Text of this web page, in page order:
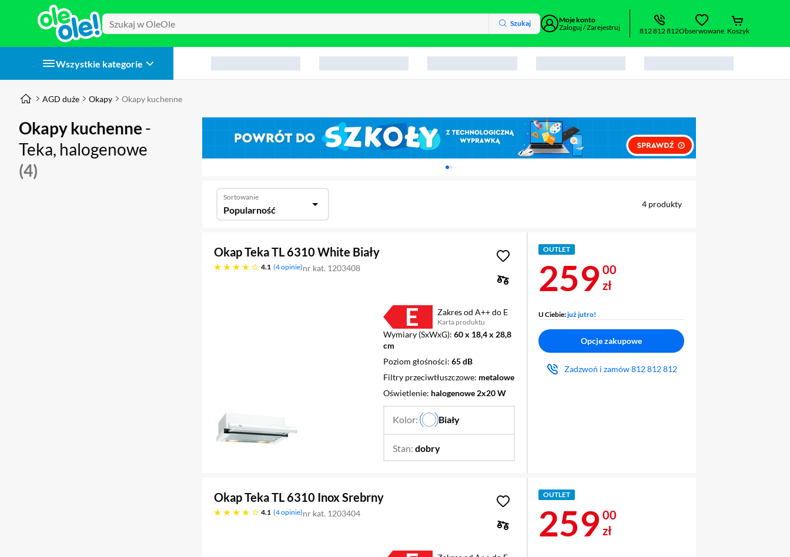
Szukaj
Moje konto
Zaloguj / Zarejestruj
812 812 812Obserwowane Koszyk
Wszystkie kategorie
Karuzela z banerami, aktualny element 1 z 2
AGD duże Okapy Okapy kuchenne
Okapy kuchenne -
Teka, halogenowe
(4)
Sortowanie
Popularność 4 produkty
Okap Teka TL 6310 White Biały
4.1
4.1 gwiazdek 4 opinie nr kat. 1203408
Zakres od A++ do E
Karta produktu
Plik w formacie pdf
(otworzy się w nowym oknie)
Wymiary (SxWxG) 60 x 18,4 x 28,8
cm
Poziom głośności 65 dB
Filtry przeciwtłuszczowe metalowe
Oświetlenie halogenowe 2x20 W
Kolor: Biały
Stan: dobry
OUTLET
Cena 259 zł
259 00
zł
U Ciebie:już jutro!
Opcje zakupowe
Zadzwoń i zamów812 812 812
Okap Teka TL 6310 Inox Srebrny
4.1
4.1 gwiazdek 4 opinie nr kat. 1203404
OUTLET
Cena 259 zł
259 00
zł